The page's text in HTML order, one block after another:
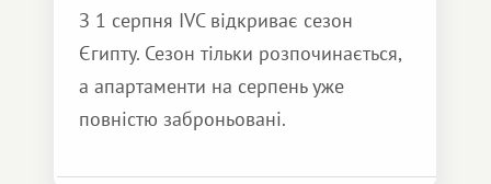
З 1 серпня IVC відкриває сезон
Єгипту. Сезон тільки розпочинається,
а апартаменти на серпень уже
повністю заброньовані.